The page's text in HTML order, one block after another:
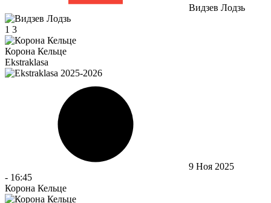
Видзев Лодзь
1 3
Корона Кельце
Ekstraklasa
9 Ноя 2025
- 16:45
Корона Кельце